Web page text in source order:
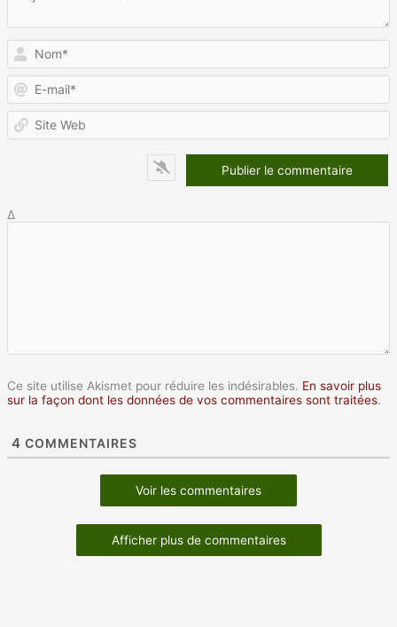
Δ
Ce site utilise Akismet pour réduire les indésirables. En savoir plus
sur la façon dont les données de vos commentaires sont traitées.
4 COMMENTAIRES
Voir les commentaires
Afficher plus de commentaires